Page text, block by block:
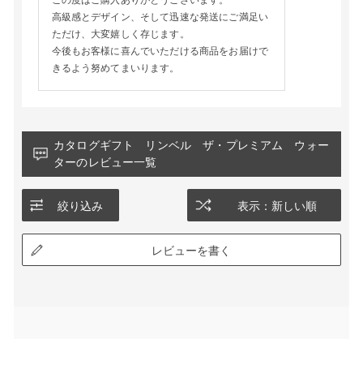
高級感とデザイン、そして迅速な発送にご満足い
ただけ、大変嬉しく存じます。
今後もお客様に喜んでいただける商品をお届けで
きるよう努めてまいります。
カタログギフト リンベル ザ・プレミアム ウォー
ターのレビュー一覧
絞り込み 表示：新しい順
レビューを書く